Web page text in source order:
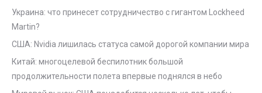
Украина: что принесет сотрудничество с гигантом Lockheed
Martin?
США: Nvidia лишилась статуса самой дорогой компании мира
Китай: многоцелевой беспилотник большой
продолжительности полета впервые поднялся в небо